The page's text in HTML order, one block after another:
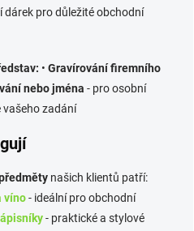
dárek pro důležité obchodní
• Gravírování firemního
nebo jména - pro osobní
vašeho zadání
našich klientů patří:
víno- ideální pro obchodní
- praktické a stylové